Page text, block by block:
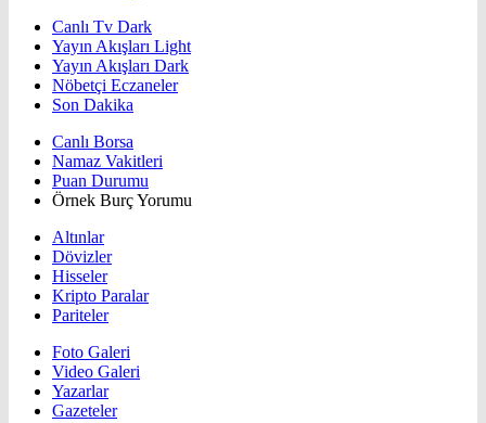
Canlı Tv Dark
Yayın Akışları Light
Yayın Akışları Dark
Nöbetçi Eczaneler
Son Dakika
Canlı Borsa
Namaz Vakitleri
Puan Durumu
Örnek Burç Yorumu
Altınlar
Dövizler
Hisseler
Kripto Paralar
Pariteler
Foto Galeri
Video Galeri
Yazarlar
Gazeteler